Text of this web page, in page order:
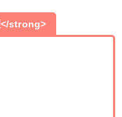
</strong>